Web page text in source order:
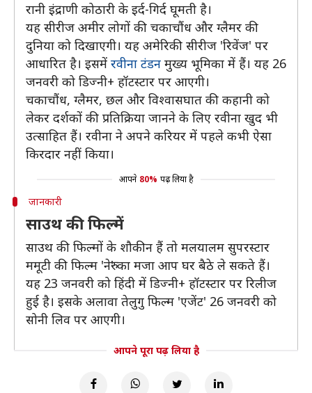
रानी इंद्राणी कोठारी के इर्द-गिर्द घूमती है।
यह सीरीज अमीर लोगों की चकाचौंध और ग्लैमर की
दुनिया को दिखाएगी। यह अमेरिकी सीरीज 'रिवेंज' पर
आधारित है। इसमें रवीना टंडन मुख्य भूमिका में हैं। यह 26
जनवरी को डिज्नी+ हॉटस्टार पर आएगी।
चकाचौंध, ग्लैमर, छल और विश्वासघात की कहानी को
लेकर दर्शकों की प्रतिक्रिया जानने के लिए रवीना खुद भी
उत्साहित हैं। रवीना ने अपने करियर में पहले कभी ऐसा
किरदार नहीं किया।
आपने 80% पढ़ लिया है
जानकारी
साउथ की फिल्में
साउथ की फिल्मों के शौकीन हैं तो मलयालम सुपरस्टार
ममूटी की फिल्म 'नेरु' का मजा आप घर बैठे ले सकते हैं।
यह 23 जनवरी को हिंदी में डिज्नी+ हॉटस्टार पर रिलीज
हुई है। इसके अलावा तेलुगु फिल्म 'एजेंट' 26 जनवरी को
सोनी लिव पर आएगी।
आपने पूरा पढ़ लिया है